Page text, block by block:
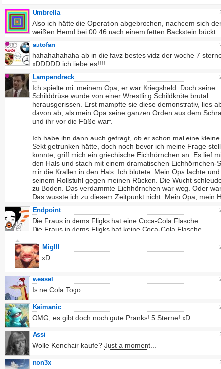
Umbrella
Also ich hätte die Operation abgebrochen, nachdem sich
weißen Hemd bei 00:46 nach einem fetten Backstein bückt.
autofan
hahahahahaha ab in die favz bestes vidz der woche 7
xDDDDD ich liebe es!!!!
Lampendreck
Ich spielte mit meinem Opa, er war Kriegsheld. Doch seine
Schilddrüse wurde von einer Wrestling Schildkröte brutal
herausgerissen. Erst mampfte sie diese demonstrativ, lies
davon ab, als mein Opa seine ganzen Orden aus dem
und ihr vor die Füße warf.
Ich habe ihn dann auch gefragt, ob er schon mal eine
Sekt getrunken hätte, doch noch bevor ich meine Frage
konnte, griff mich ein griechische Eichhörnchen an. Es lief
den Hals und stach mit einem dramatischen Eichhörnchen-
mir die Krallen in den Hals. Ich blutete. Mein Opa lachte
seinem Rollstuhl gegen meinen Rücken. Die Wucht
zu Boden. Das verdammte Eichhörnchen war weg. Oder
Das wusste ich zu diesem Zeitpunkt nicht. Mein Opa, mein
Endpoint
Die Fraus in dems Fligks hat eine Coca-Cola Flasche.
Die Fraus in dems Fligks hat keine Coca-Cola Flasche.
Miglll
xD
weasel
Is ne Cola Togo
Kaimanic
OMG, es gibt doch noch gute Pranks! 5 Sterne! xD
Assi
Wolle Kenchair kaufe? Just a moment...
non3x